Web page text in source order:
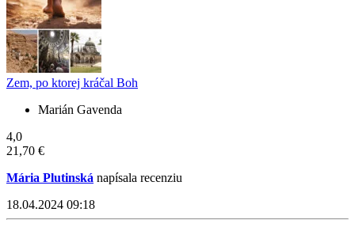
Zem, po ktorej kráčal Boh
Marián Gavenda
4,0
21,70 €
Mária Plutinská napísala recenziu
18.04.2024 09:18